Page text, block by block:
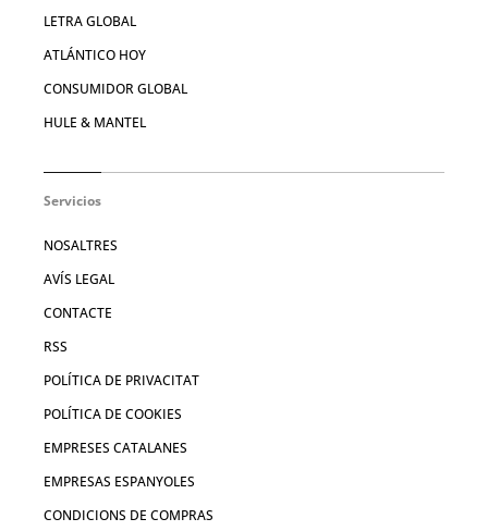
LETRA GLOBAL
ATLÁNTICO HOY
CONSUMIDOR GLOBAL
HULE & MANTEL
Servicios
NOSALTRES
AVÍS LEGAL
CONTACTE
RSS
POLÍTICA DE PRIVACITAT
POLÍTICA DE COOKIES
EMPRESES CATALANES
EMPRESAS ESPANYOLES
CONDICIONS DE COMPRAS